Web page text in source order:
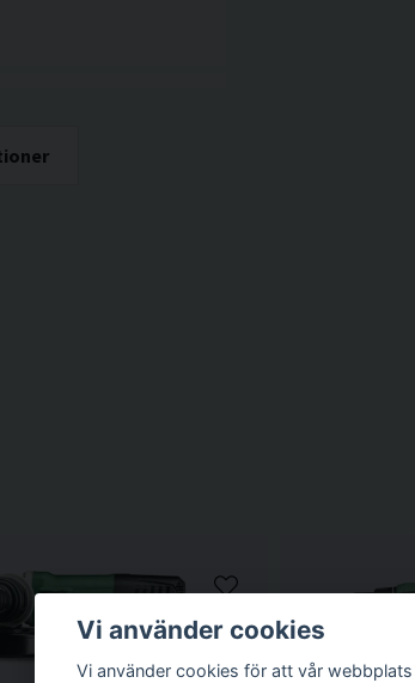
Vi använder cookies
Vi använder cookies för att vår